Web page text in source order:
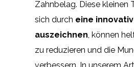
Zahnbelag. Diese kleinen
sich durch eine
auszeichnen, können
zu reduzieren und die